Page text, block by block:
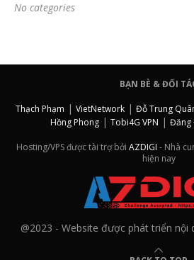
No categories
BẠN BÈ & ĐỐI
Thạch Phạm | VietNetwork | Đỗ Trung
Hồng Phong | Tobi4G VPN | Đăng
Hosting/VPS được tài trợ bởi AZDIGI - Nhà
hiện nay
@2023 - Website được phát triển nội